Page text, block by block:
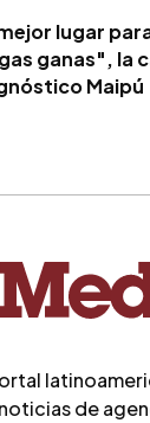
lugar
ganas", la
Maipú
de